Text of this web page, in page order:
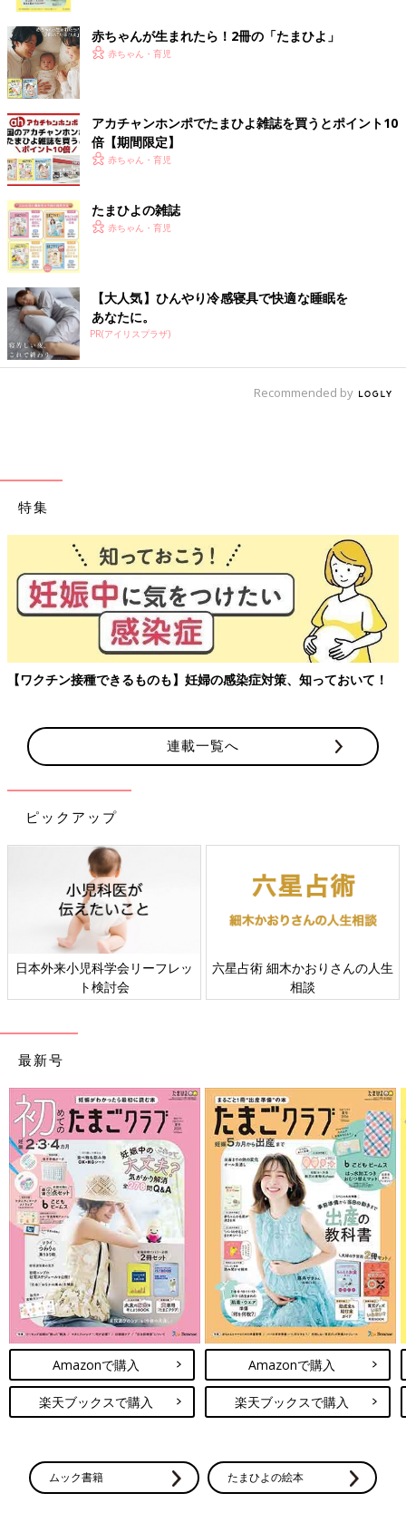
furarannさん(@furarann)がシェアした投稿
ナノイーとダブルミネラルで髪質を改善、速乾性もあるので「髪
を伸ばしたくなっちゃう」とのコメント。４つのモードで髪にエ
rika kidaさん(@rikakida_magnifique)がシェアした投稿-2017 12月 9 1:44午前 PST
巻き髪派は必携のヘアアイロン、リュミエリーナの「ヘアビュー
。新作の3D Plusはさらに巻きやすく、ツヤ感も増してい
日頃のお手入れにプラスワンしたい美容家電
近頃たくさんの種類をお見かけする美容家電。実際に使っている
人のインスタグラム投稿は、リアルな口コミが見られてありがた
いですよね。
毛穴汚れもごっそりキレイに！「リファクリア」
赤ちゃんが生まれたら！2冊の「たまひよ」
赤ちゃん・育児
アカチャンホンポでたまひよ雑誌を買うとポイント10
倍【期間限定】
赤ちゃん・育児
たまひよの雑誌
赤ちゃん・育児
【大人気】ひんやり冷感寝具で快適な睡眠を
あなたに。
PR(アイリスプラザ)
Recommended by
特集
っておいて！
玉川大学教育学部教授、大豆生田先生に子どもた
アルを聞く連載。
連載一覧へ
ピックアップ
木かおりさんの人生
すべての赤ちゃんや家族にとっ
て、よりよい社会・環境となる
赤ちゃん
最新号
Amazonで購入
楽天ブックスで購入
Amazonで購入
楽天ブックスで購入
ムック書籍 たまひよの絵本